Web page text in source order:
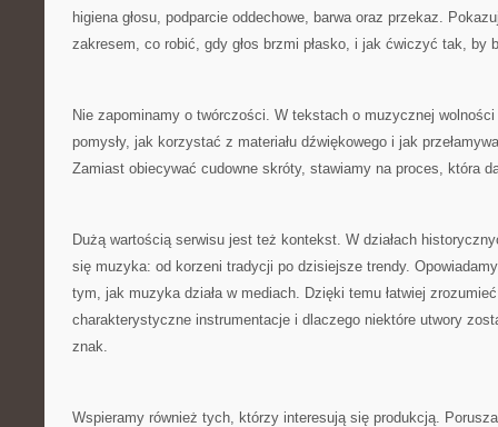
higiena głosu, podparcie oddechowe, barwa oraz przekaz.
zakresem, co robić, gdy głos brzmi płasko, i jak ćwiczyć tak, by
Nie zapominamy o twórczości. W tekstach o muzycznej
pomysły, jak korzystać z materiału dźwiękowego i jak
Zamiast obiecywać cudowne skróty, stawiamy na proces, która
Dużą wartością serwisu jest też kontekst. W działach
się muzyka: od korzeni tradycji po dzisiejsze trendy.
tym, jak muzyka działa w mediach. Dzięki temu łatwiej
charakterystyczne instrumentacje i dlaczego niektóre utwory
znak.
Wspieramy również tych, którzy interesują się produkcją.